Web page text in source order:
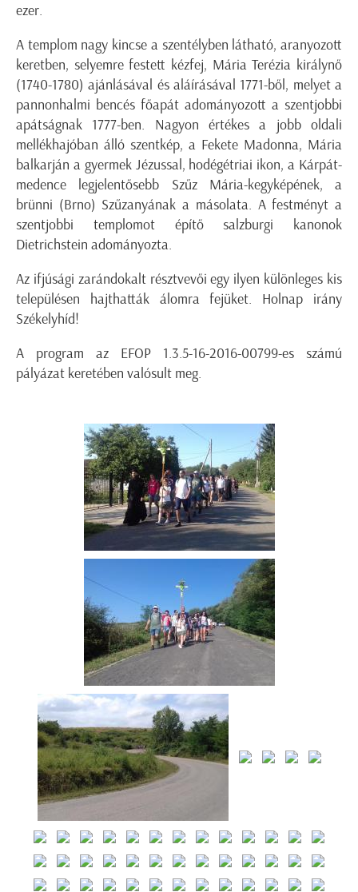
ezer.
A templom nagy kincse a szentélyben látható, aranyozott
keretben, selyemre festett kézfej, Mária Terézia királynő
(1740-1780) ajánlásával és aláírásával 1771-ből, melyet a
pannonhalmi bencés főapát adományozott a szentjobbi
apátságnak 1777-ben. Nagyon értékes a jobb oldali
mellékhajóban álló szentkép, a Fekete Madonna, Mária
balkarján a gyermek Jézussal, hodégétriai ikon, a Kárpát-
medence legjelentősebb Szűz Mária-kegyképének, a
brünni (Brno) Szűzanyának a másolata. A festményt a
szentjobbi templomot építő salzburgi kanonok
Dietrichstein adományozta.
Az ifjúsági zarándokalt résztvevői egy ilyen különleges kis
településen hajthatták álomra fejüket. Holnap irány
Székelyhíd!
A program az EFOP 1.3.5-16-2016-00799-es számú
pályázat keretében valósult meg.